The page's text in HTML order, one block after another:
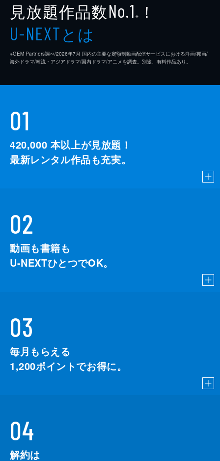
見放題作品数No.1 ※ ！
U-NEXTとは
※GEM Partners調べ/2026年7⽉ 国内の主要な定額制動画配信サービスにおける洋画/邦画/
海外ドラマ/韓流・アジアドラマ/国内ドラマ/アニメを調査。別途、有料作品あり。
01
420,000 本以上が見放題！
最新レンタル作品も充実。
02
動画も書籍も
U-NEXTひとつでOK。
03
毎月もらえる
1,200ポイントでお得に。
04
解約は